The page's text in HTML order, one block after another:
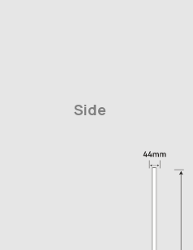
Side